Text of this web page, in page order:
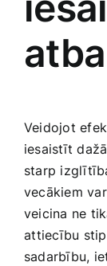
Veidojot
iesaistīt
starp
vecākiem
veicina ne
⁣attiecību
sadarbību,